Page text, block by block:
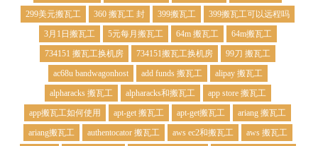
299美元搬瓦工
360 搬瓦工 封 399搬瓦工
399搬瓦工可以远程吗
3月1日搬瓦工
5元每月搬瓦工 64m 搬瓦工
64m搬瓦工
734151 搬瓦工换机房
734151搬瓦工换机房
99刀 搬瓦工
ac68u bandwagonhost
add funds 搬瓦工
alipay 搬瓦工
alpharacks 搬瓦工
alpharacks和搬瓦工
app store 搬瓦工
app搬瓦工如何使用
apt-get 搬瓦工 apt-get搬瓦工
ariang 搬瓦工
ariang搬瓦工
authentocator 搬瓦工 aws ec2和搬瓦工
aws 搬瓦工